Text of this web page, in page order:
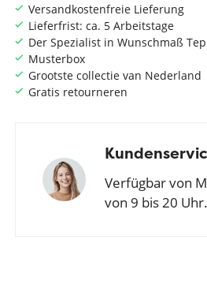
Versandkostenfreie Lieferung
Lieferfrist: ca. 5 Arbeitstage
Der Spezialist in Wunschmaß
Musterbox
Grootste collectie van Nederland
Gratis retourneren
Verfügbar von
von 9 bis 20 Uhr.